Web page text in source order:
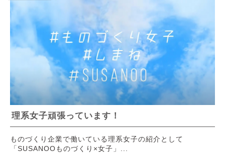
理系女子頑張っています！
ものづくり企業で働いている理系女子の紹介として
「SUSANOOものづくり×女子」...